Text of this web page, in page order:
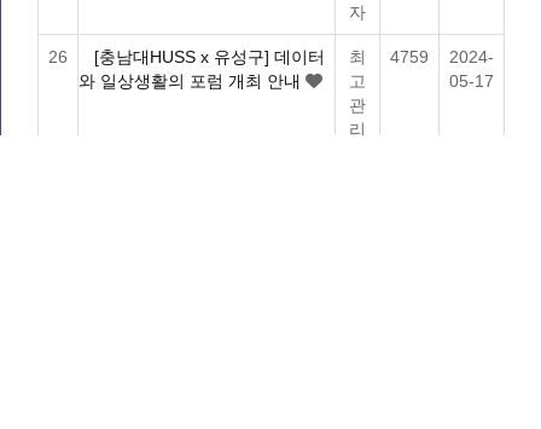
자
26
[충남대HUSS x 유성구] 데이터
와 일상생활의 포럼 개최 안내
최
고
관
리
4759
2024-
05-17